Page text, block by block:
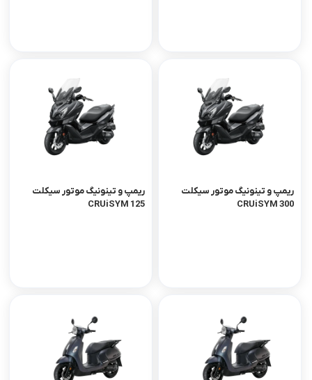
ریمپ و تینونیگ موتور سیکلت
CRUiSYM 125
ریمپ و تینونیگ موتور سیکلت
CRUiSYM 300